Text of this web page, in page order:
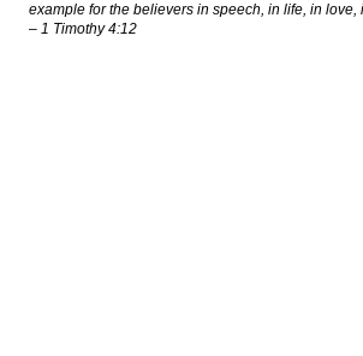
example for the believers in speech, in life, in love,
– 1 Timothy 4:12